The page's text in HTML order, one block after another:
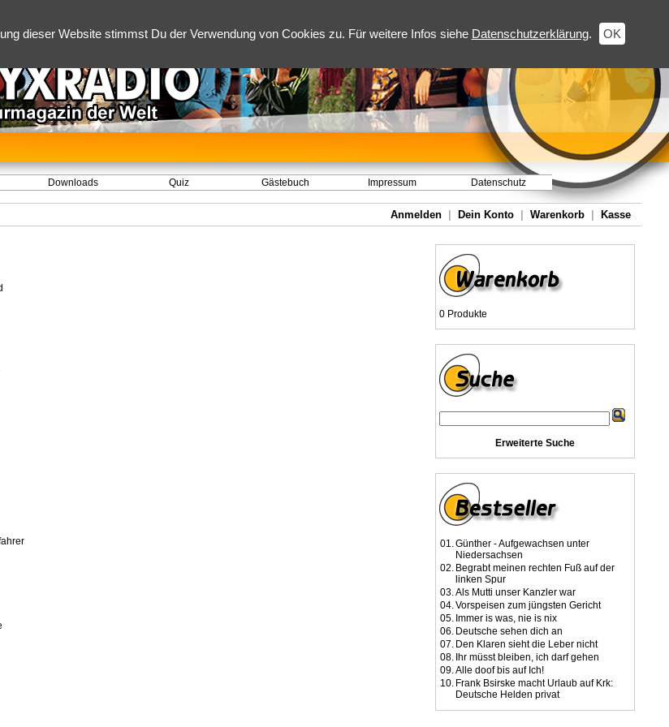
dieser Website stimmst Du der Verwendung von Cookies zu. Für weitere Infos siehe Datenschutzerklärung. OK
Downloads Quiz Gästebuch Impressum Datenschutz
Anmelden Dein Konto Warenkorb Kasse
0 Produkte
Erweiterte Suche
01.Günther - Aufgewachsen unter
Niedersachsen
02. Begrabt meinen rechten Fuß auf der
linken Spur
03.Als Mutti unser Kanzler war
04.Vorspeisen zum jüngsten Gericht
05. Immer is was, nie is nix
06. Deutsche sehen dich an
07. Den Klaren sieht die Leber nicht
08. Ihr müsst bleiben, ich darf gehen
09.Alle doof bis auf Ich!
10. Frank Bsirske macht Urlaub auf Krk:
Deutsche Helden privat